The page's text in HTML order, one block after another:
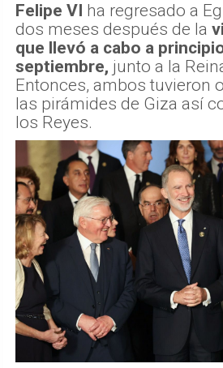
Felipe VI ha regresado a
dos meses después de la
que llevó a cabo a
septiembre, junto a la
Entonces, ambos tuvieron
las pirámides de Giza así
los Reyes.